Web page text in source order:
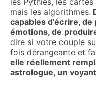
mais les algorithmes.
capables d’écrire,
émotions, de
dire si votre couple
fois dérangeante et
elle réellement
astrologue, un